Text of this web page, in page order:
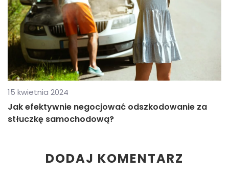
15 kwietnia 2024
Jak efektywnie negocjować odszkodowanie za
stłuczkę samochodową?
DODAJ KOMENTARZ